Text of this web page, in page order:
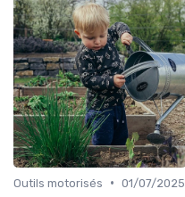
Outils motorisés • 01/07/2025